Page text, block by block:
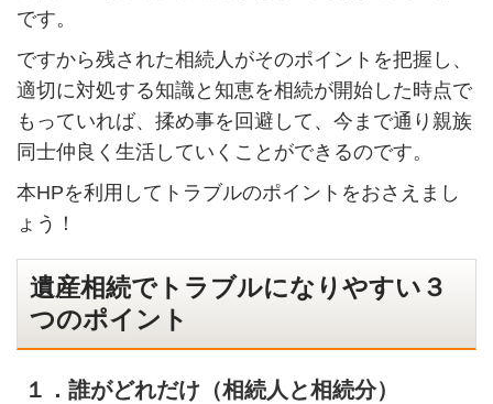
です。
ですから残された相続人がそのポイントを把握し、
適切に対処する知識と知恵を相続が開始した時点で
もっていれば、揉め事を回避して、今まで通り親族
同士仲良く生活していくことができるのです。
本HPを利用してトラブルのポイントをおさえまし
ょう！
遺産相続でトラブルになりやすい３
つのポイント
１．誰がどれだけ（相続人と相続分）